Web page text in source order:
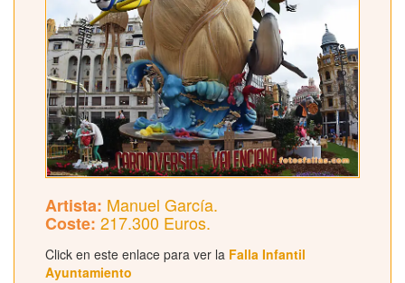
Artista: Manuel García.
Coste: 217.300 Euros.
Click en este enlace para ver la Falla Infantil
Ayuntamiento